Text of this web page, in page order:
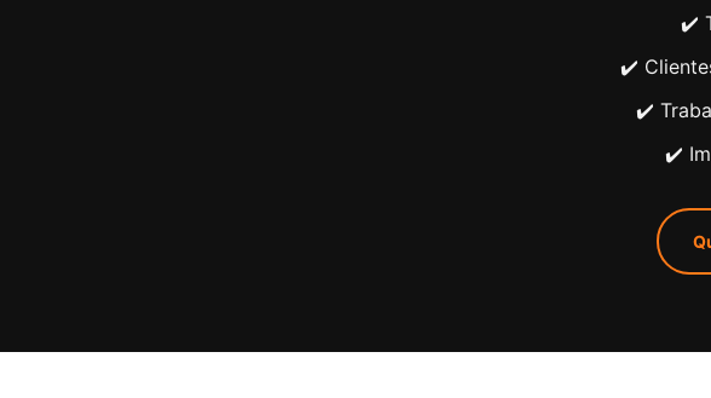
✔️
✔️
✔️
✔️